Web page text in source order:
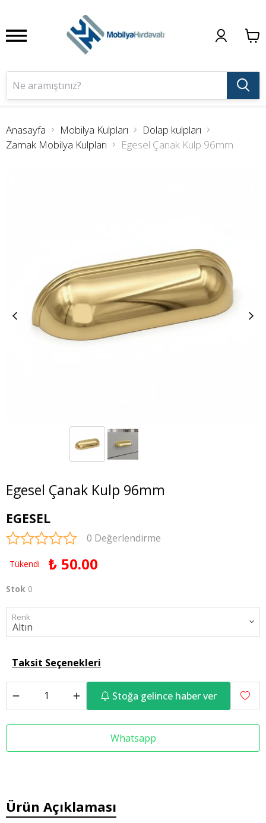
Anasayfa Mobilya Kulpları
Dolap kulpları
Zamak Mobilya Kulpları
Egesel Çanak Kulp 96mm
Egesel Çanak Kulp 96mm
EGESEL
0 Değerlendirme
Tükendi ₺ 50.00
Stok 0
Renk
Taksit Seçenekleri
Stoğa gelince haber ver
Whatsapp
Ürün Açıklaması